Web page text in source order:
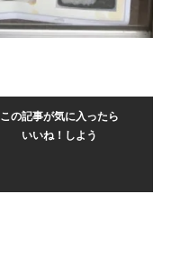
この記事が気に入ったら
いいね！しよう